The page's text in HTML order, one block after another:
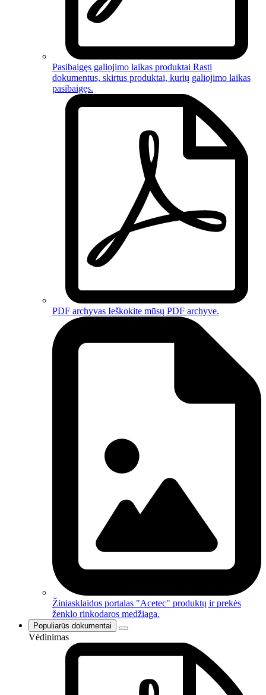
Pasibaigęs galiojimo laikas produktai Rasti
dokumentus, skirtus produktai, kurių galiojimo laikas
pasibaigęs.
PDF archyvas Ieškokite mūsų PDF archyve.
Žiniasklaidos portalas "Acetec" produktų ir prekės
ženklo rinkodaros medžiaga.
Populiarūs dokumentai
Vėdinimas